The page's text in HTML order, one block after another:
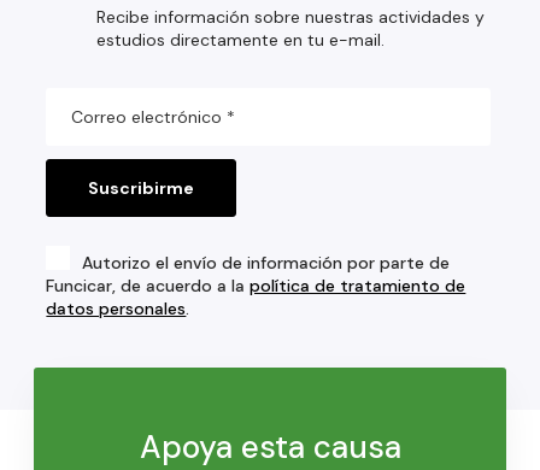
Recibe información sobre nuestras actividades y
estudios directamente en tu e-mail.
Autorizo el envío de información por parte de
Funcicar, de acuerdo a lapolítica de tratamiento de
datos personales.
Apoya esta causa